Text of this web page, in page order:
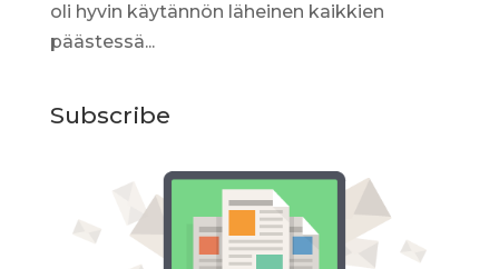
oli hyvin käytännön läheinen kaikkien
päästessä...
Subscribe